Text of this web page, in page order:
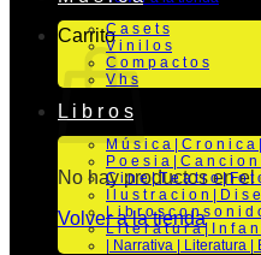
Carrito
No hay productos en el
Volver a la tienda
C a s e t s
V i n i l o s
C o m p a c t o s
V h s
L i b r o s
M ú s i c a | C r o n i c a |
P o e s i a | C a n c i o n |
C i n e | T e a t r o | Fo t
I l u s t r a c i o n | D i s
L i b r o s c o n s o n i d
L i t e r a t u r a | I n f a n
| Narrativa | Literatura |